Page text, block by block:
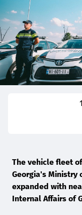
The vehicle fleet
Georgia's Ministry
expanded with
Internal Affairs of